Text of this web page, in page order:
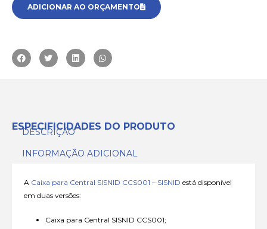
ADICIONAR AO ORÇAMENTO
ESPECIFICIDADES DO PRODUTO
DESCRIÇÃO
INFORMAÇÃO ADICIONAL
A Caixa para Central SISNID CCS001 – SISNID está disponível
em duas versões:
Caixa para Central SISNID CCS001;